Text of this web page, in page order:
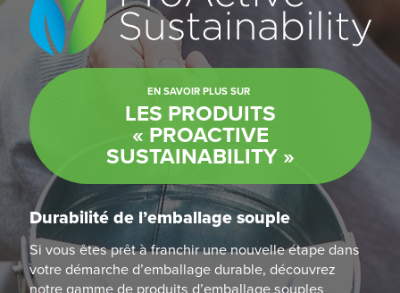
EN SAVOIR PLUS SUR
LES PRODUITS
« PROACTIVE
SUSTAINABILITY »
Durabilité de l’emballage souple
Si vous êtes prêt à franchir une nouvelle étape dans
votre démarche d’emballage durable, découvrez
notre gamme de produits d’emballage souples